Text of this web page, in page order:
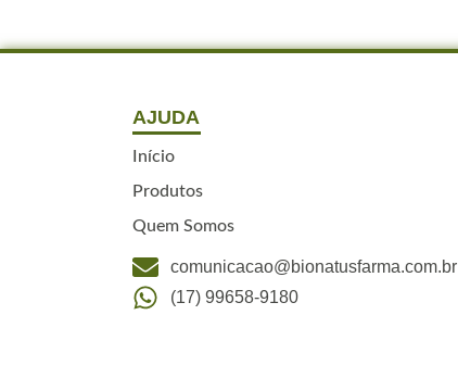
AJUDA
Início
Produtos
Quem Somos
comunicacao@bionatusfarma.com.br
(17) 99658-9180